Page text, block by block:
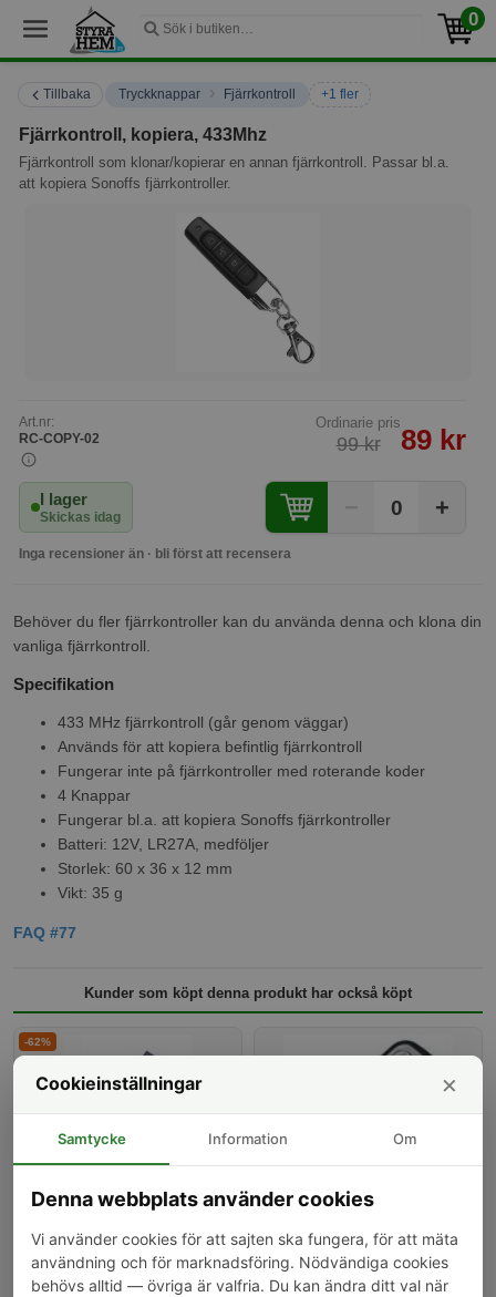
0
Tillbaka Tryckknappar › Fjärrkontroll +1 fler
Fjärrkontroll, kopiera, 433Mhz
Fjärrkontroll som klonar/kopierar en annan fjärrkontroll. Passar bl.a.
att kopiera Sonoffs fjärrkontroller.
Art.nr:
RC-COPY-02
Ordinarie pris
99 kr 89 kr
I lager
Skickas idag 0 +
Inga recensioner än · bli först att recensera
Behöver du fler fjärrkontroller kan du använda denna och klona din
vanliga fjärrkontroll.
Specifikation
433 MHz fjärrkontroll (går genom väggar)
Används för att kopiera befintlig fjärrkontroll
Fungerar inte på fjärrkontroller med roterande koder
4 Knappar
Fungerar bl.a. att kopiera Sonoffs fjärrkontroller
Batteri: 12V, LR27A, medföljer
Storlek: 60 x 36 x 12 mm
Vikt: 35 g
FAQ #77
Kunder som köpt denna produkt har också köpt
-62%
Relämodul, WiFi, 5V, Sonoff
49 kr
Fjärrkontroll, kopiera,
89 kr
-20%
Cookieinställningar ×
Samtycke Information Om
Denna webbplats använder cookies
Vi använder cookies för att sajten ska fungera, för att mäta
användning och för marknadsföring. Nödvändiga cookies
behövs alltid — övriga är valfria. Du kan ändra ditt val när